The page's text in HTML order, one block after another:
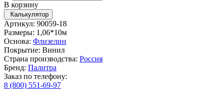
В корзину
Калькулятор
Артикул: 90059-18
Размеры: 1,06*10м
Основа: Флизелин
Покрытие: Винил
Страна производства: Россия
Бренд: Палитра
Заказ по телефону:
8 (800) 551-69-97